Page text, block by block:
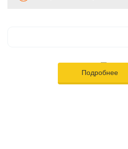
Подробнее